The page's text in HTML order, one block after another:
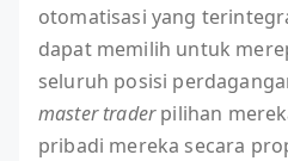
otomatisasi yang
dapat memilih untuk
seluruh posisi
master traderpilihan
pribadi mereka secara